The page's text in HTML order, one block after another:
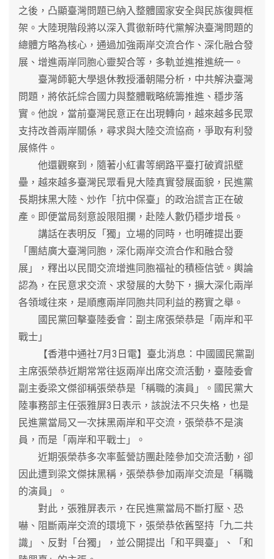
之後，凸顯臺灣問題已納入整體國家安全與民族復興框
架。大陸現階段將以深入貫徹新時代黨解決臺灣問題的
總體方略為核心，通過加強兩岸交流合作、深化融合發
展、增進兩岸同胞心靈契合等，多軌並進推進統一。
臺灣師範大學退休教授潘朝陽分析，中共解決臺灣
問題，將依託綜合國力與整體戰略統籌推進、穩步落
實。他說，當前臺灣民意正在出現轉向，越來越多民眾
支持改善兩岸關係，尋求與大陸交流協商，爭取有利發
展條件。
他還觀察到，隨著小紅書等網路平臺打破資訊壁
壘，越來越多臺灣民眾看見大陸真實發展面貌，民進黨
長期抹黑大陸、炒作「抗中保臺」的政治謊言正在破
產。即便當局刻意設限阻攔，赴陸人數仍穩步增長。
講話在表明反「獨」立場的同時，也明確提出要
「團結廣大臺灣同胞，深化兩岸交流合作和融合發
展」，釋出以民間交流增進同胞福祉的積極信號。輿論
認為，在民意求交流、求發展的大勢下，擴大深化兩岸
各領域往來，是順應兩岸同胞共同利益的務實之舉。
國民黨回擊臺陸委會：副主席張榮恭是「兩岸和平
戰士」
【香港中通社7月3日電】臺北消息：中國國民黨副
主席張榮恭近期常常往返兩岸出席交流活動，臺陸委會
副主委梁文傑卻稱張榮恭是「稱職的演員」。國民黨大
陸事務部主任張雅屏3日表示，該說法不只失格，也是
民進黨當局又一次抹黑兩岸和平交流，張榮恭不是演
員，而是「兩岸和平戰士」。
近期張榮恭多次率藍營訪團赴陸參加交流活動，卻
因此遭到梁文傑抹黑稱，張榮恭參加兩岸交流是「稱職
的演員」。
對此，張雅屏表示，在民進黨當局不斷打壓、恐
嚇、阻斷兩岸交流的環境下，張榮恭依舊堅持「九二共
識」、反對「台獨」，並公開提出「和平興臺」、「和